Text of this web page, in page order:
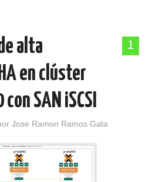
1
alta
en clúster
SAN iSCSI
Jose Ramon Ramos Gata